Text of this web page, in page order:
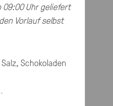
09:00 Uhr geliefert
Vorlauf selbst
Schokoladen
.